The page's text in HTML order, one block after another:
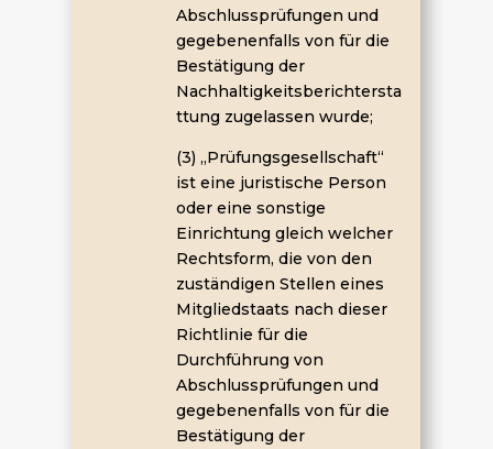
Abschlussprüfungen und
gegebenenfalls von für die
Bestätigung der
Nachhaltigkeitsberichtersta
ttung zugelassen wurde;
(3) „Prüfungsgesellschaft“
ist eine juristische Person
oder eine sonstige
Einrichtung gleich welcher
Rechtsform, die von den
zuständigen Stellen eines
Mitgliedstaats nach dieser
Richtlinie für die
Durchführung von
Abschlussprüfungen und
gegebenenfalls von für die
Bestätigung der